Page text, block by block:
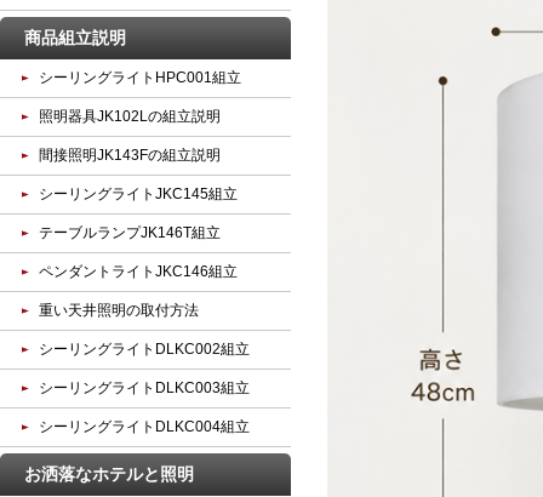
商品組立説明
シーリングライトHPC001組立
照明器具JK102Lの組立説明
間接照明JK143Fの組立説明
シーリングライトJKC145組立
テーブルランプJK146T組立
ペンダントライトJKC146組立
重い天井照明の取付方法
シーリングライトDLKC002組立
シーリングライトDLKC003組立
シーリングライトDLKC004組立
お洒落なホテルと照明